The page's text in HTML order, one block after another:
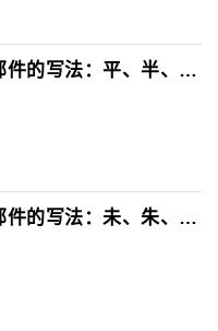
楷书基本部件的写法：平、半、开..
楷书基本部件的写法：未、朱、末..